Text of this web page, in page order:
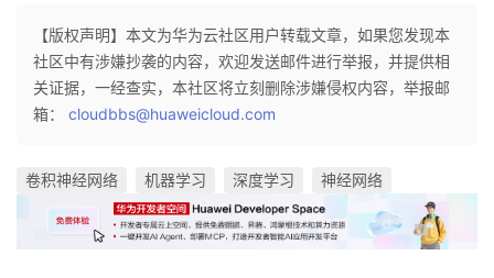
【版权声明】本文为华为云社区用户转载文章，如果您发现本
社区中有涉嫌抄袭的内容，欢迎发送邮件进行举报，并提供相
关证据，一经查实，本社区将立刻删除涉嫌侵权内容，举报邮
箱： cloudbbs@huaweicloud.com
卷积神经网络 机器学习 深度学习 神经网络